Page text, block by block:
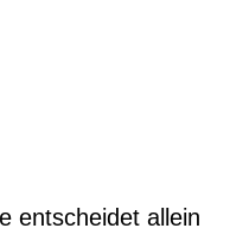
entscheidet allein